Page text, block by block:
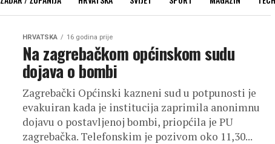
HRVATSKA 16 godina prije
Na zagrebačkom općinskom sudu
dojava o bombi
Zagrebački Općinski kazneni sud u potpunosti je
evakuiran kada je institucija zaprimila anonimnu
dojavu o postavljenoj bombi, priopćila je PU
zagrebačka. Telefonskim je pozivom oko 11,30...